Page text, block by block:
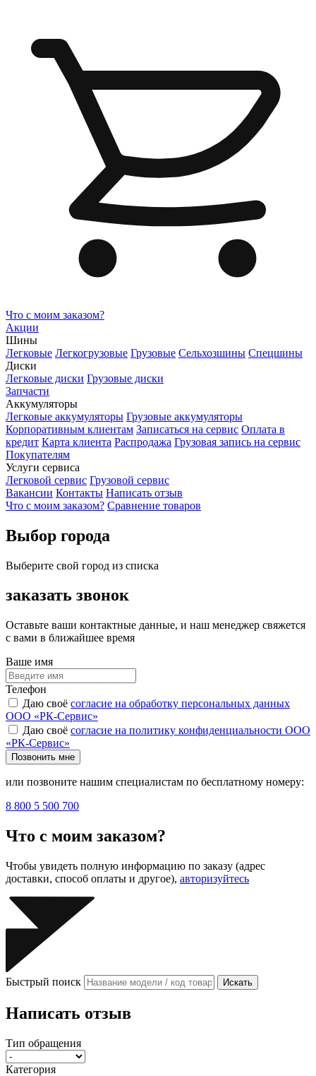
Что с моим заказом?
Акции
Шины
Легковые Легкогрузовые Грузовые Сельхозшины Спецшины
Диски
Легковые диски Грузовые диски
Запчасти
Аккумуляторы
Легковые аккумуляторы Грузовые аккумуляторы
Корпоративным клиентам Записаться на сервис Оплата в
кредит Карта клиента Распродажа Грузовая запись на сервис
Покупателям
Услуги сервиса
Легковой сервис Грузовой сервис
Вакансии Контакты Написать отзыв
Что с моим заказом? Сравнение товаров
Выбор города
Выберите свой город из списка
заказать звонок
Оставьте ваши контактные данные, и наш менеджер свяжется
с вами в ближайшее время
Ваше имя
Телефон
Даю своё согласие на обработку персональных данных
ООО «РК-Сервис»
Даю своё согласие на политику конфиденциальности ООО
«РК-Сервис»
Позвонить мне
или позвоните нашим специалистам по бесплатному номеру:
8 800 5 500 700
Что с моим заказом?
Чтобы увидеть полную информацию по заказу (адрес
доставки, способ оплаты и другое), авторизуйтесь
Быстрый поиск Искать
Написать отзыв
Тип обращения
Категория